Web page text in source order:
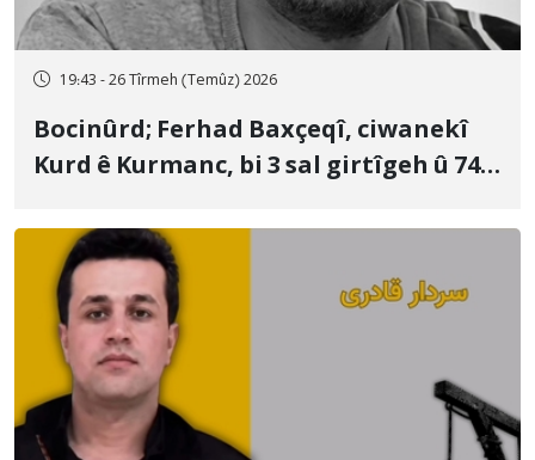
19:43 - 26 Tîrmeh (Temûz) 2026
Bocinûrd; Ferhad Baxçeqî, ciwanekî
Kurd ê Kurmanc, bi 3 sal girtîgeh û 74